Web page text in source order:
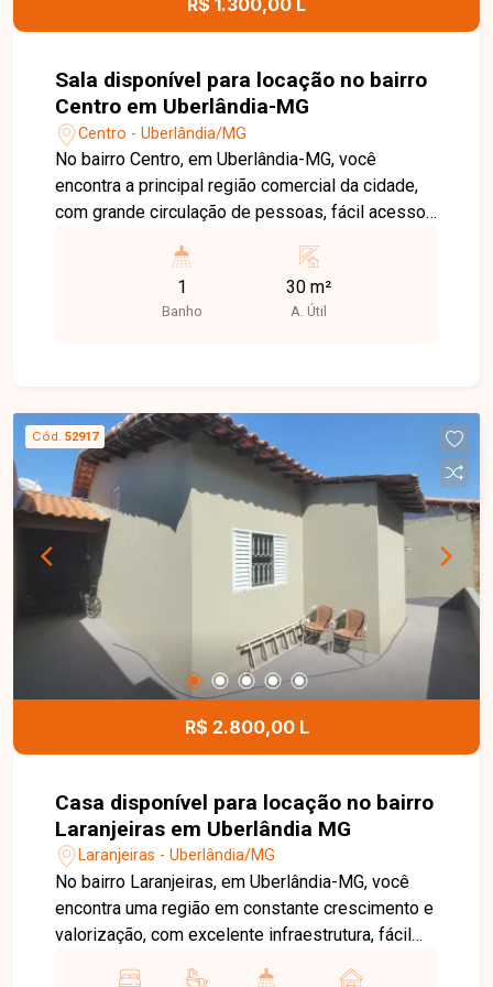
R$ 1.300,00 L
Sala disponível para locação no bairro
Centro em Uberlândia-MG
Centro - Uberlândia/MG
No bairro Centro, em Uberlândia-MG, você
encontra a principal região comercial da cidade,
com grande circulação de pessoas, fácil acesso
bancos, restaurantes, lojas e serviços, tornando-
se um excelente endereço para empresas e
profissionais. Sala comercial disponível para
funcional e bem distribuído, ideal para
escritórios, consultórios e diversos segmentos
profissionais. O edifício conta com portaria,
proporcionando mais segurança e comodidade
para empresários, colaboradores e clientes. Uma
excelente oportunidade para instalar o seu
negócio em uma localização estratégica no
Centro de Uberlândia. Entre em contato e agende
sua visita!
1
Banho
30 m²
A. Útil
Cód. 52917
R$ 2.800,00 L
Casa disponível para locação no bairro
Laranjeiras em Uberlândia MG
Laranjeiras - Uberlândia/MG
No bairro Laranjeiras, em Uberlândia-MG, você
encontra uma região em constante crescimento e
valorização, com excelente infraestrutura, fácil